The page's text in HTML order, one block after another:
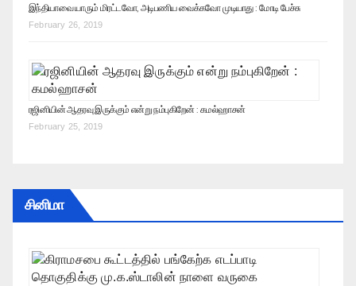
இந்தியாவை யாரும் மிரட்டவோ, அடிபணிய வைக்கவோ முடியாது : மோடி பேச்சு
February 26, 2019
ரஜினியின் ஆதரவு இருக்கும் என்று நம்புகிறேன் : கமல்ஹாசன்
February 25, 2019
சினிமா